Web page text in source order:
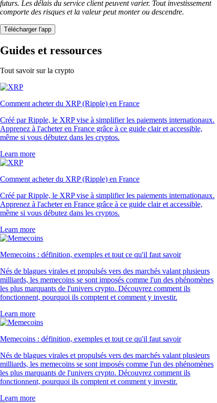
futurs. Les délais du service client peuvent varier. Tout investissement
comporte des risques et la valeur peut monter ou descendre.
Télécharger l'app
Guides et ressources
Tout savoir sur la crypto
Comment acheter du XRP (Ripple) en France
Créé par Ripple, le XRP vise à simplifier les paiements internationaux.
Apprenez à l'acheter en France grâce à ce guide clair et accessible,
même si vous débutez dans les cryptos.
Learn more
Comment acheter du XRP (Ripple) en France
Créé par Ripple, le XRP vise à simplifier les paiements internationaux.
Apprenez à l'acheter en France grâce à ce guide clair et accessible,
même si vous débutez dans les cryptos.
Learn more
Memecoins : définition, exemples et tout ce qu'il faut savoir
Nés de blagues virales et propulsés vers des marchés valant plusieurs
milliards, les memecoins se sont imposés comme l'un des phénomènes
les plus marquants de l'univers crypto. Découvrez comment ils
fonctionnent, pourquoi ils comptent et comment y investir.
Learn more
Memecoins : définition, exemples et tout ce qu'il faut savoir
Nés de blagues virales et propulsés vers des marchés valant plusieurs
milliards, les memecoins se sont imposés comme l'un des phénomènes
les plus marquants de l'univers crypto. Découvrez comment ils
fonctionnent, pourquoi ils comptent et comment y investir.
Learn more